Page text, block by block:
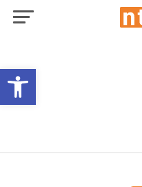
Open toolbar